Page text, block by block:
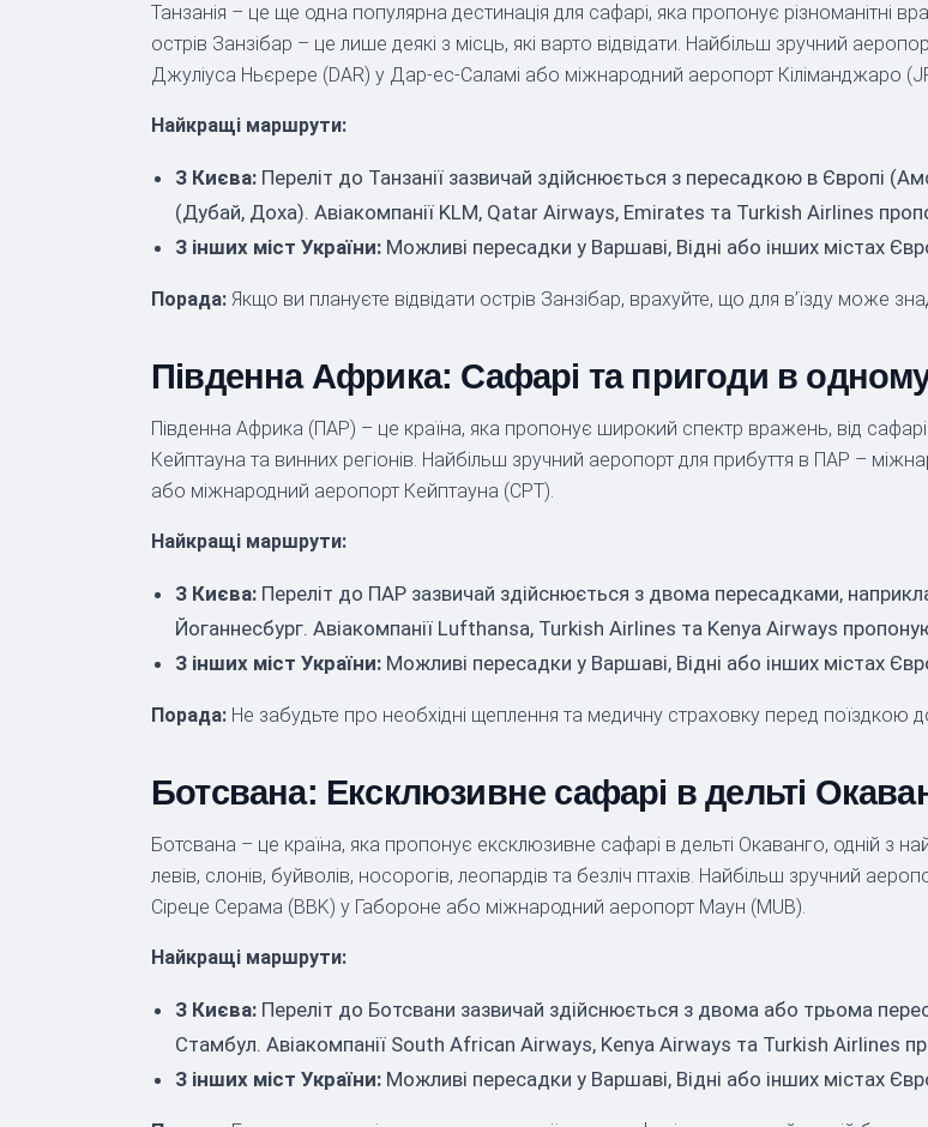
Танзанія – це ще одна популярна дестинація для сафарі, яка пропонує різноманітні
острів Занзібар – це лише деякі з місць, які варто відвідати. Найбільш зручний
Джуліуса Ньєрере (DAR) у Дар-ес-Саламі або міжнародний аеропорт Кіліманджаро
Найкращі маршрути:
З Києва: Переліт до Танзанії зазвичай здійснюється з пересадкою в Європі
(Дубай, Доха). Авіакомпанії KLM, Qatar Airways, Emirates та Turkish Airlines
З інших міст України: Можливі пересадки у Варшаві, Відні або інших містах
Порада: Якщо ви плануєте відвідати острів Занзібар, врахуйте, що для в’їзду може
Південна Африка: Сафарі та пригоди в
Південна Африка (ПАР) – це країна, яка пропонує широкий спектр вражень, від
Кейптауна та винних регіонів. Найбільш зручний аеропорт для прибуття в ПАР –
або міжнародний аеропорт Кейптауна (CPT).
Найкращі маршрути:
З Києва: Переліт до ПАР зазвичай здійснюється з двома пересадками,
Йоганнесбург. Авіакомпанії Lufthansa, Turkish Airlines та Kenya Airways
З інших міст України: Можливі пересадки у Варшаві, Відні або інших містах
Порада: Не забудьте про необхідні щеплення та медичну страховку перед поїздкою
Ботсвана: Ексклюзивне сафарі в дельті
Ботсвана – це країна, яка пропонує ексклюзивне сафарі в дельті Окаванго, одній з
левів, слонів, буйволів, носорогів, леопардів та безліч птахів. Найбільш зручний
Сіреце Серама (BBK) у Габороне або міжнародний аеропорт Маун (MUB).
Найкращі маршрути:
З Києва: Переліт до Ботсвани зазвичай здійснюється з двома або трьома
Стамбул. Авіакомпанії South African Airways, Kenya Airways та Turkish Airlines
З інших міст України: Можливі пересадки у Варшаві, Відні або інших містах